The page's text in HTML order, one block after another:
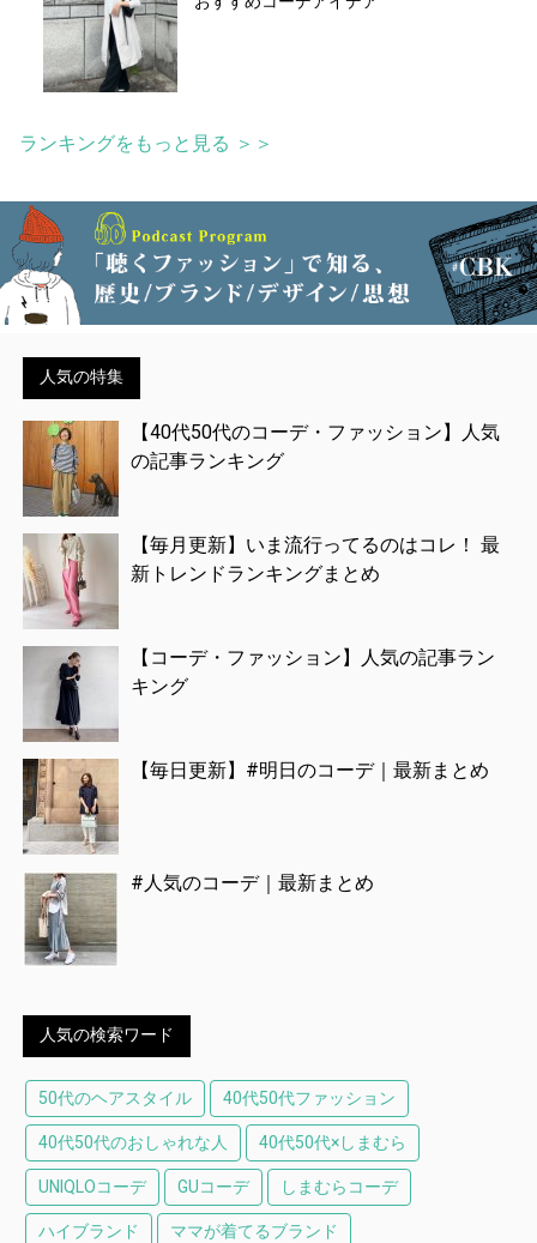
ランキングをもっと見る ＞＞
人気の特集
【40代50代のコーデ・ファッション】人気
の記事ランキング
【毎月更新】いま流行ってるのはコレ！ 最
新トレンドランキングまとめ
【コーデ・ファッション】人気の記事ラン
キング
【毎日更新】#明日のコーデ｜最新まとめ
#人気のコーデ｜最新まとめ
人気の検索ワード
50代のヘアスタイル 40代50代ファッション
40代50代のおしゃれな人 40代50代×しまむら
UNIQLOコーデ GUコーデ しまむらコーデ
ハイブランド ママが着てるブランド